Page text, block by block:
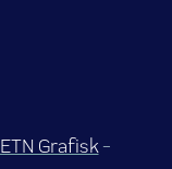
ETN Grafisk-